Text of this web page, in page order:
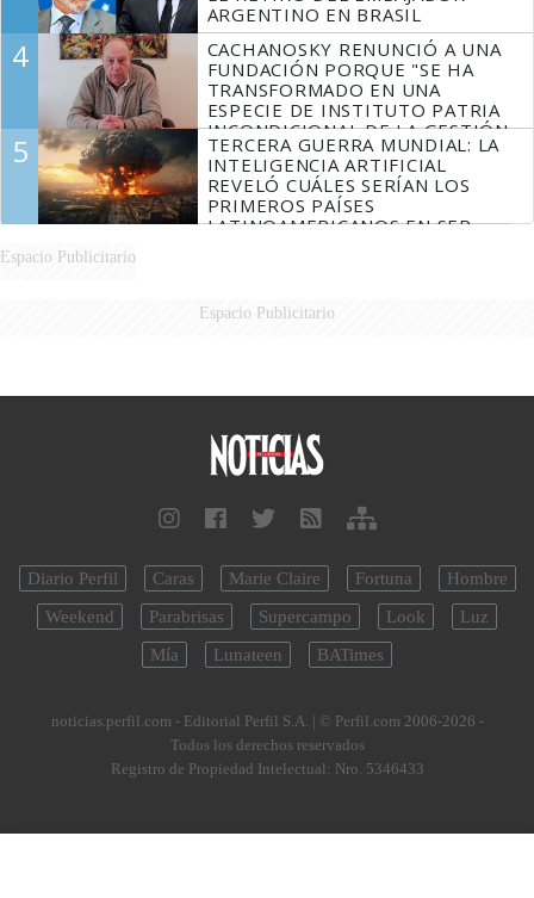
ARGENTINO EN BRASIL
4
CACHANOSKY RENUNCIÓ A UNA
FUNDACIÓN PORQUE "SE HA
TRANSFORMADO EN UNA
ESPECIE DE INSTITUTO PATRIA
INCONDICIONAL DE LA GESTIÓN
DE MILEI"
5
TERCERA GUERRA MUNDIAL: LA
INTELIGENCIA ARTIFICIAL
REVELÓ CUÁLES SERÍAN LOS
PRIMEROS PAÍSES
LATINOAMERICANOS EN SER
Espacio Publicitario
Espacio Publicitario
Diario Perfil Caras Marie Claire Fortuna
Hombre
Weekend
Parabrisas Supercampo Look
Luz
Mía
Lunateen BATimes
noticias.perfil.com - Editorial Perfil S.A. | © Perfil.com 2006-2026 -
Todos los derechos reservados
Registro de Propiedad Intelectual: Nro. 5346433